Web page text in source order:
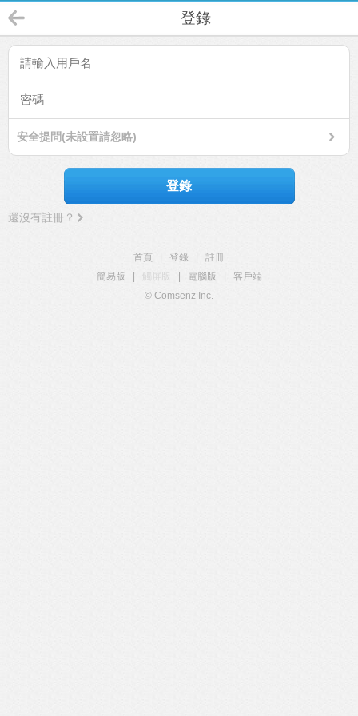
登錄
安全提問(未設置請忽略)
登錄
還沒有註冊？
首頁 登錄
註冊
簡易版
觸屏版 電腦版
客戶端
© Comsenz Inc.